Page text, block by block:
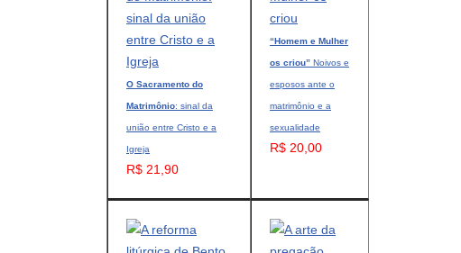
O Sacramento do
Matrimônio: sinal da
união entre Cristo e a
Igreja
R$ 21,90
“Homem e Mulher
os criou” Noivos e
esposos ante o
matrimônio e a
sexualidade
R$ 20,00